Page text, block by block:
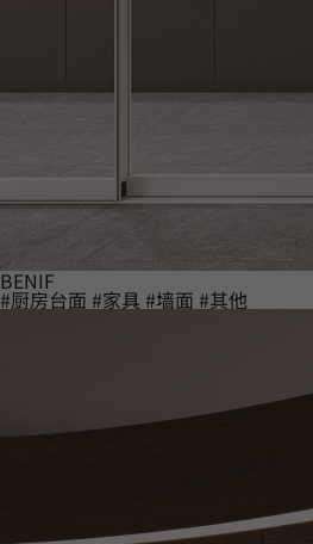
BENIF
#厨房台面 #家具 #墙面 #其他